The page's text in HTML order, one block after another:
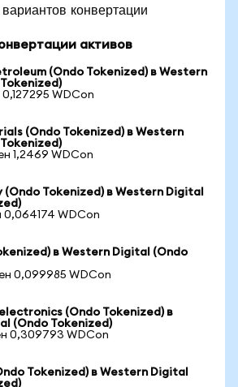
конвертации
активов
(Ondo Tokenized) в Western
0,127295 WDCon
(Ondo Tokenized) в Western
1,2469 WDCon
(Ondo Tokenized) в Western Digital
0,064174 WDCon
в Western Digital (Ondo
0,099985 WDCon
(Ondo Tokenized) в
(Ondo Tokenized)
0,309793 WDCon
Tokenized) в Western Digital